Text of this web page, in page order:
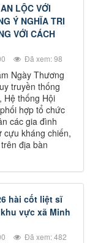
LỘC VỚI
Ý NGHĨA TRI
VỚI CÁCH
Đã xem: 98
Ngày Thương
truyền thống
Hệ thống Hội
hợp tổ chức
các gia đình
cựu kháng chiến,
địa bàn
hài cốt liệt sĩ
vực xã Minh
Đã xem: 482